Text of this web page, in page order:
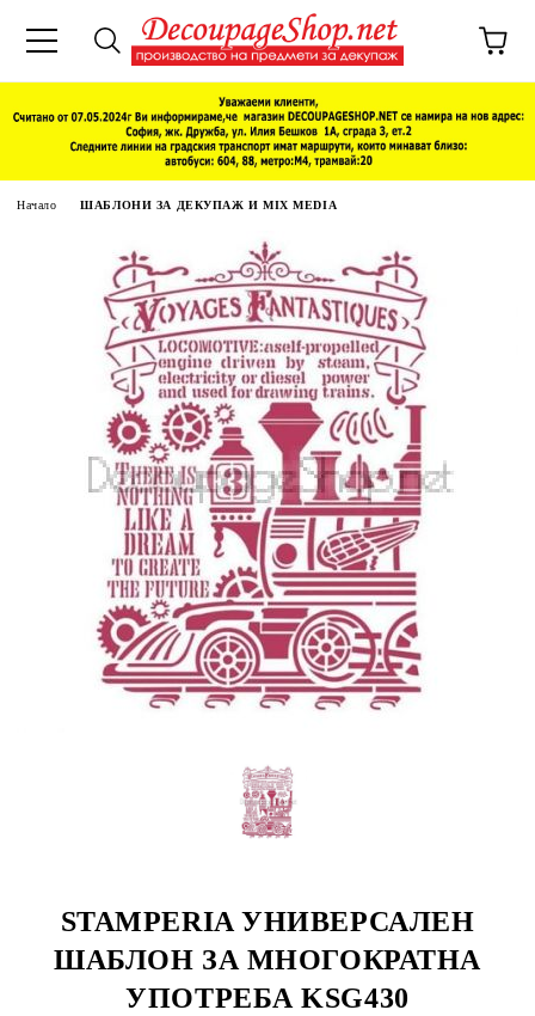
Начало ШАБЛОНИ ЗА ДЕКУПАЖ И MIX MEDIA
STAMPERIA УНИВЕРСАЛЕН
ШАБЛОН ЗА МНОГОКРАТНА
УПОТРЕБА KSG430